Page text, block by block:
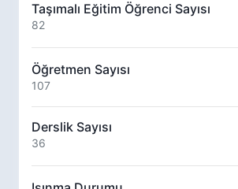
Taşımalı Eğitim Öğrenci Sayısı
82
Öğretmen Sayısı
107
Derslik Sayısı
36